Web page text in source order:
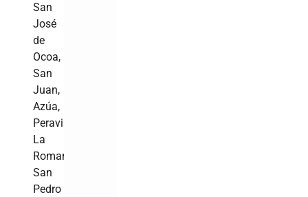
San
José
de
Ocoa,
San
Juan,
Azúa,
Peravia,
La
Romana,
San
Pedro